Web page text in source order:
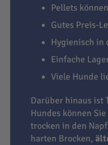
Pellets
Gutes Preis-
Hygienisch in
Einfache
Viele Hunde
Darüber hinaus ist
Hundes können
trocken in den
harten Brocken,